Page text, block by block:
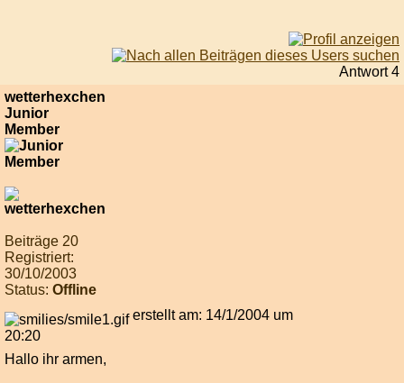
Antwort 4
wetterhexchen
Junior
Member
Beiträge 20
Registriert:
30/10/2003
Status: Offline
erstellt am: 14/1/2004 um
20:20
Hallo ihr armen,